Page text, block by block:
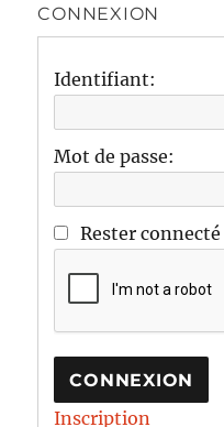
CONNEXION
Identifiant:
Mot de passe:
Rester connecté
CONNEXION
Inscription